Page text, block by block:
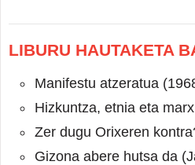
LIBURU HAUTAKETA
Manifestu atzeratua
Hizkuntza, etnia eta
Zer dugu Orixeren
Gizona abere hutsa da